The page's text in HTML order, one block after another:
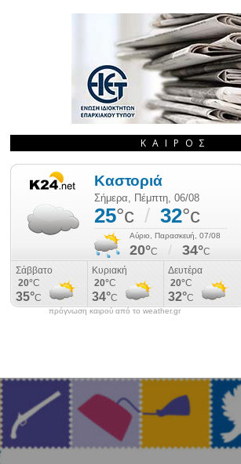
ΚΑΙΡΌΣ
πρόγνωση καιρού από το weather.gr